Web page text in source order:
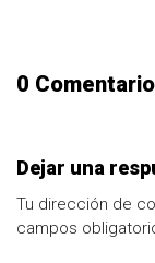
0
Dejar una
Tu dirección de
campos